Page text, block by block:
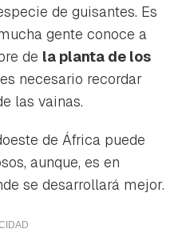
de guisantes. Es
gente conoce a
de la planta de los
necesario recordar
las vainas.
de África puede
aunque, es en
se desarrollará mejor.